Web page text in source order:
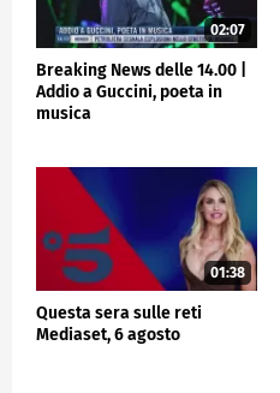
02:07
Breaking News delle 14.00 |
Addio a Guccini, poeta in
musica
01:38
Questa sera sulle reti
Mediaset, 6 agosto